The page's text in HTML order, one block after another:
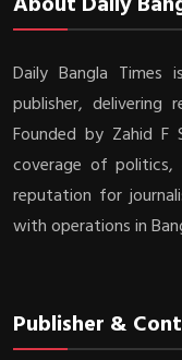
Daily Bangla Times
publisher, delivering
Founded by Zahid
coverage of
reputation for
with operations in
Publisher &